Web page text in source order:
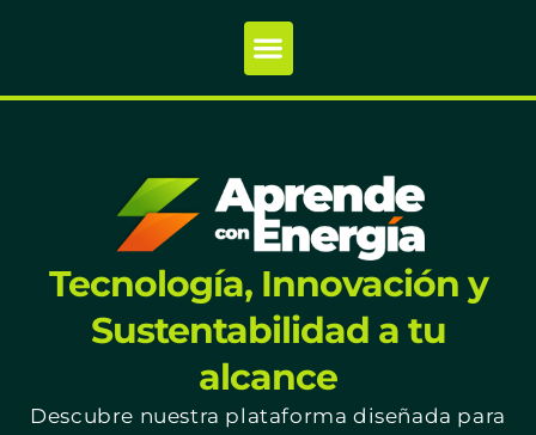
Tecnología, Innovación y
Sustentabilidad a tu
alcance
Descubre nuestra plataforma diseñada para